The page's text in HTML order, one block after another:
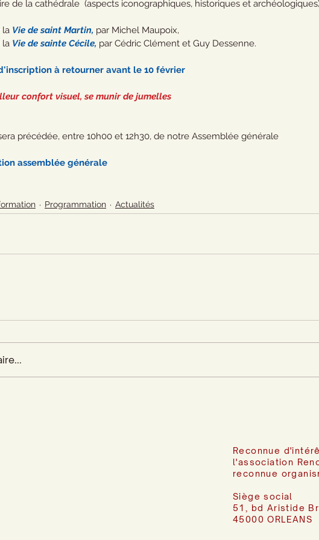
de la cathédrale  (aspects iconographiques, historiques et
la Vie de saint Martin, par Michel Maupoix,
la Vie de sainte Cécile, par Cédric Clément et Guy Dessenne.
à retourner avant le 10 février
confort visuel, se munir de jumelles
précédée, entre 10h00 et 12h30, de notre Assemblée générale
assemblée générale
Programmation Actualités
Reconnue
l'association
reconnue
Siège social
51, bd Aristide
45000 ORLEANS